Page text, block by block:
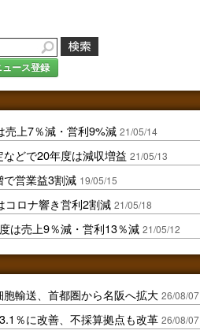
ュース登録
売上7％減・営利9%減 21/05/14
どで20年度は減収増益 21/05/13
営業益3割減 19/05/15
コロナ響き営利2割減 21/05/18
は売上9％減・営利13％減 21/05/12
輸送、首都圏から名阪へ拡大 26/08/07
％に改善、不採算拠点も改革 26/08/07